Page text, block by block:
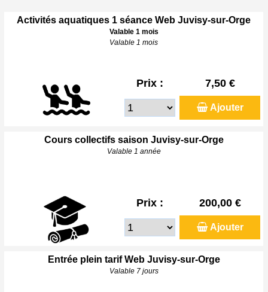
Activités aquatiques 1 séance Web Juvisy-sur-Orge
Valable 1 mois
Valable 1 mois
Prix : 7,50 €
Ajouter
Cours collectifs saison Juvisy-sur-Orge
Valable 1 année
Prix : 200,00 €
Ajouter
Entrée plein tarif Web Juvisy-sur-Orge
Valable 7 jours